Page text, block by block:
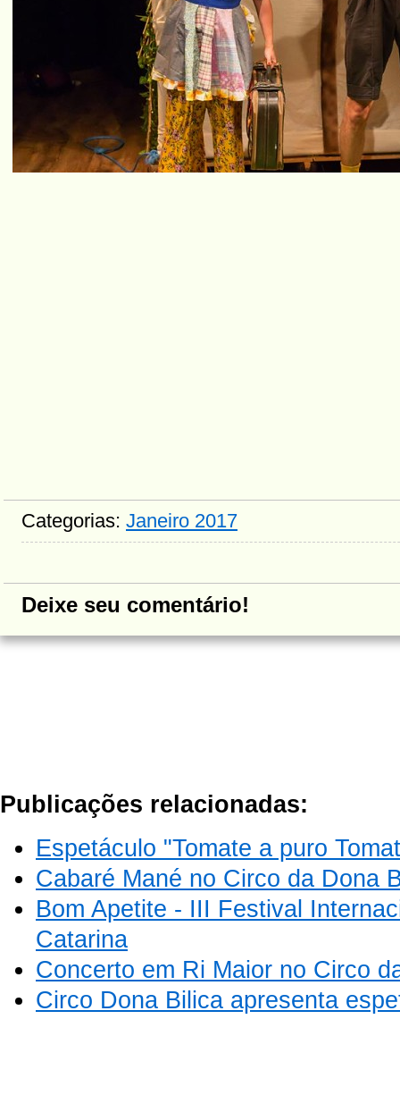
Categorias: Janeiro 2017
Deixe seu comentário!
Publicações relacionadas:
Espetáculo "Tomate a puro
Cabaré Mané no Circo da Dona
Bom Apetite - III Festival
Catarina
Concerto em Ri Maior no Circo
Circo Dona Bilica apresenta